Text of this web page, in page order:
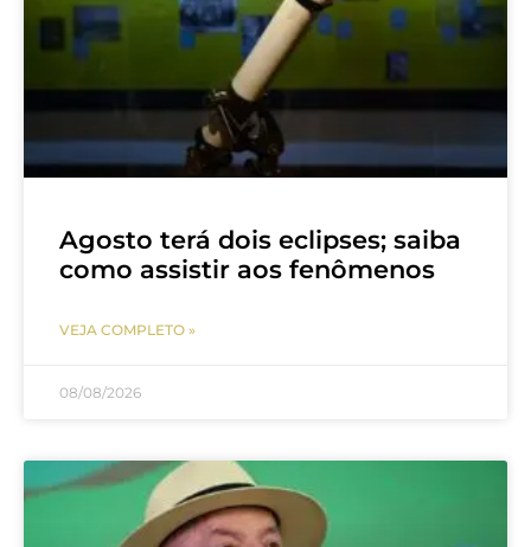
Agosto terá dois eclipses; saiba
como assistir aos fenômenos
VEJA COMPLETO »
08/08/2026